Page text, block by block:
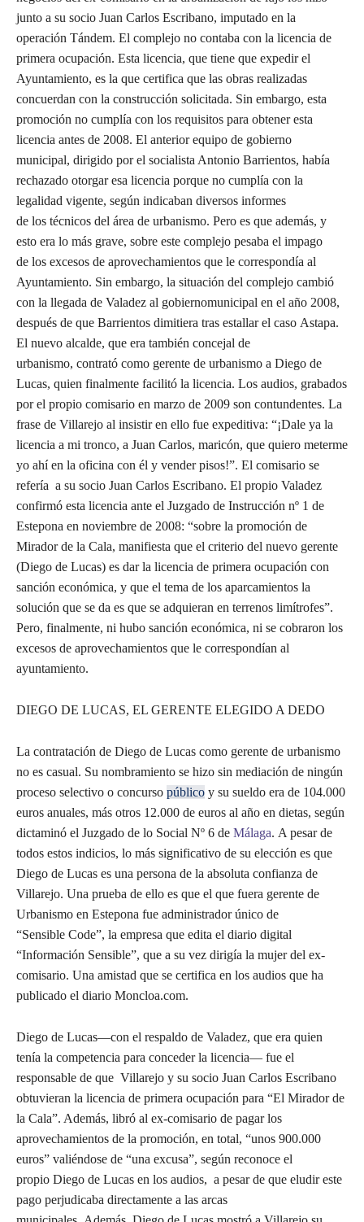
junto a su socio Juan Carlos Escribano, imputado en la
operación Tándem. El complejo no contaba con la licencia de
primera ocupación. Esta licencia, que tiene que expedir el
Ayuntamiento, es la que certifica que las obras realizadas
concuerdan con la construcción solicitada. Sin embargo, esta
promoción no cumplía con los requisitos para obtener esta
licencia antes de 2008. El anterior equipo de gobierno
municipal, dirigido por el socialista Antonio Barrientos, había
rechazado otorgar esa licencia porque no cumplía con la
legalidad vigente, según indicaban diversos informes
de los técnicos del área de urbanismo. Pero es que además, y
esto era lo más grave, sobre este complejo pesaba el impago
de los excesos de aprovechamientos que le correspondía al
Ayuntamiento. Sin embargo, la situación del complejo cambió
con la llegada de Valadez al gobiernomunicipal en el año 2008,
después de que Barrientos dimitiera tras estallar el caso Astapa.
El nuevo alcalde, que era también concejal de
urbanismo, contrató como gerente de urbanismo a Diego de
Lucas, quien finalmente facilitó la licencia. Los audios, grabados
por el propio comisario en marzo de 2009 son contundentes. La
frase de Villarejo al insistir en ello fue expeditiva: “¡Dale ya la
licencia a mi tronco, a Juan Carlos, maricón, que quiero meterme
yo ahí en la oficina con él y vender pisos!”. El comisario se
refería a su socio Juan Carlos Escribano. El propio Valadez
confirmó esta licencia ante el Juzgado de Instrucción nº 1 de
Estepona en noviembre de 2008: “sobre la promoción de
Mirador de la Cala, manifiesta que el criterio del nuevo gerente
(Diego de Lucas) es dar la licencia de primera ocupación con
sanción económica, y que el tema de los aparcamientos la
solución que se da es que se adquieran en terrenos limítrofes”.
Pero, finalmente, ni hubo sanción económica, ni se cobraron los
excesos de aprovechamientos que le correspondían al
ayuntamiento.
DIEGO DE LUCAS, EL GERENTE ELEGIDO A DEDO
La contratación de Diego de Lucas como gerente de urbanismo
no es casual. Su nombramiento se hizo sin mediación de ningún
proceso selectivo o concurso público y su sueldo era de 104.000
euros anuales, más otros 12.000 de euros al año en dietas, según
dictaminó el Juzgado de lo Social Nº 6 de Málaga. A pesar de
todos estos indicios, lo más significativo de su elección es que
Diego de Lucas es una persona de la absoluta confianza de
Villarejo. Una prueba de ello es que el que fuera gerente de
Urbanismo en Estepona fue administrador único de
“Sensible Code”, la empresa que edita el diario digital
“Información Sensible”, que a su vez dirigía la mujer del ex-
comisario. Una amistad que se certifica en los audios que ha
publicado el diario Moncloa.com.
Diego de Lucas—con el respaldo de Valadez, que era quien
tenía la competencia para conceder la licencia— fue el
responsable de que Villarejo y su socio Juan Carlos Escribano
obtuvieran la licencia de primera ocupación para “El Mirador de
la Cala”. Además, libró al ex-comisario de pagar los
aprovechamientos de la promoción, en total, “unos 900.000
euros” valiéndose de “una excusa”, según reconoce el
propio Diego de Lucas en los audios, a pesar de que eludir este
pago perjudicaba directamente a las arcas